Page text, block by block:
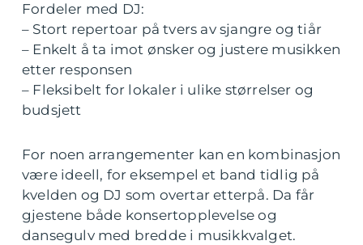
Fordeler med DJ:
– Stort repertoar på tvers av sjangre og tiår
– Enkelt å ta imot ønsker og justere musikken
etter responsen
– Fleksibelt for lokaler i ulike størrelser og
budsjett
For noen arrangementer kan en kombinasjon
være ideell, for eksempel et band tidlig på
kvelden og DJ som overtar etterpå. Da får
gjestene både konsertopplevelse og
dansegulv med bredde i musikkvalget.